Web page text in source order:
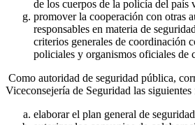
de los cuerpos de la policía del país
promover la cooperación con otras
responsables en materia de
criterios generales de coordinación
policiales y organismos oficiales de
Como autoridad de seguridad pública,
Viceconsejería de Seguridad las siguientes
elaborar el plan general de